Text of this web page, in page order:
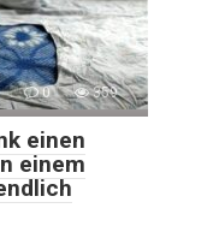
0 359
einen
einem